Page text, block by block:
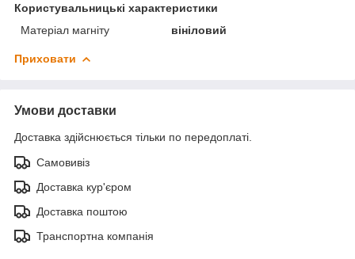
Користувальницькі характеристики
Матеріал магніту
вініловий
Приховати
Умови доставки
Доставка здійснюється тільки по передоплаті.
Самовивіз
Доставка кур'єром
Доставка поштою
Транспортна компанія